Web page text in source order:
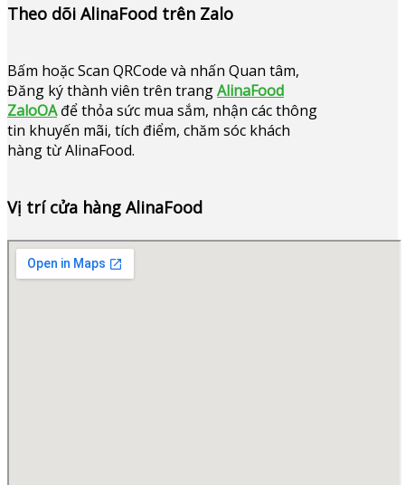
Theo dõi AlinaFood trên Zalo
Bấm hoặcScan QRCode và nhấn Quan tâm,
Đăng ký thành viên trên trangAlinaFood
ZaloOAđể thỏa sức mua sắm, nhận các thông
tin khuyến mãi, tích điểm, chăm sóc khách
hàng từ AlinaFood.
Vị trí cửa hàng AlinaFood